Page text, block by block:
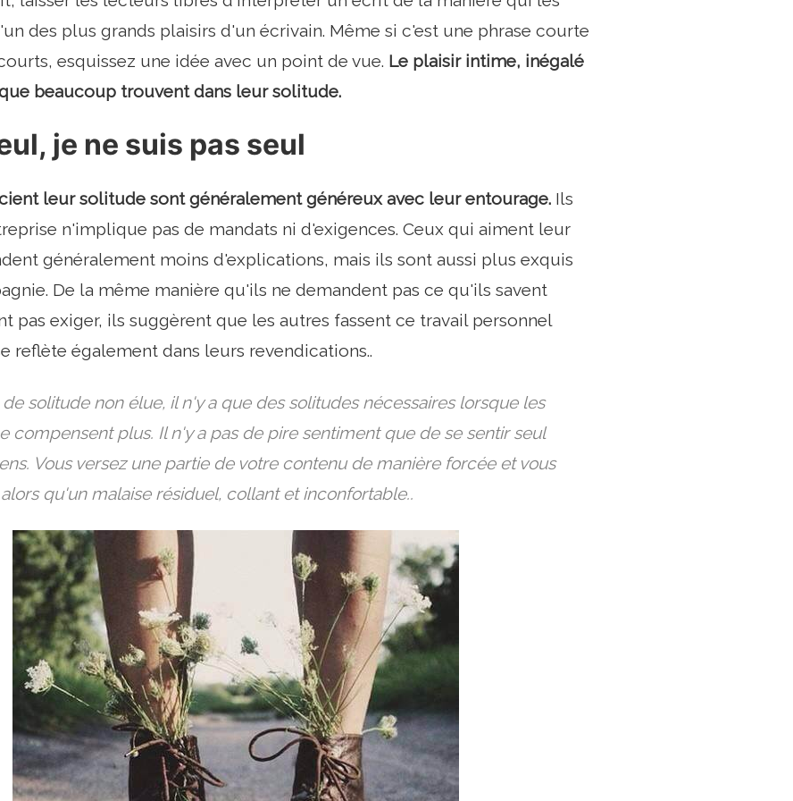
des plus grands plaisirs d'un écrivain. Même si c'est une phrase courte
esquissez une idée avec un point de vue. Le plaisir intime, inégalé
beaucoup trouvent dans leur solitude.
je ne suis pas seul
leur solitude sont généralement généreux avec leur entourage. Ils
n'implique pas de mandats ni d'exigences. Ceux qui aiment leur
généralement moins d'explications, mais ils sont aussi plus exquis
De la même manière qu'ils ne demandent pas ce qu'ils savent
pas exiger, ils suggèrent que les autres fassent ce travail personnel
reflète également dans leurs revendications..
de solitude non élue, il n'y a que des solitudes nécessaires lorsque les
compensent plus. Il n'y a pas de pire sentiment que de se sentir seul
Vous versez une partie de votre contenu de manière forcée et vous
qu'un malaise résiduel, collant et inconfortable..